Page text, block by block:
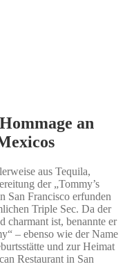
an
aus Tequila,
der „Tommy’s
San Francisco erfunden
Triple Sec. Da der
charmant ist, benannte er
– ebenso wie der Name
und zur Heimat
Restaurant in San